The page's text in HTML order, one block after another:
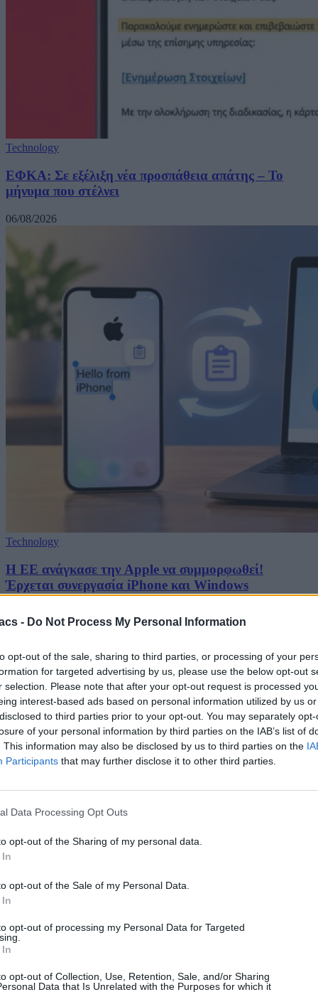
- Do Not Process My Personal Information
opt-out of the sale, sharing to third parties, or processing of your
for targeted advertising by us, please use the below opt-out
selection. Please note that after your opt-out request is processed
interest-based ads based on personal information utilized by us
to third parties prior to your opt-out. You may separately
of your personal information by third parties on the IAB’s list of
This information may also be disclosed by us to third parties on the
Participants that may further disclose it to other third parties.
Data Processing Opt Outs
opt-out of the Sharing of my personal data.
opt-out of the Sale of my Personal Data.
opt-out of processing my Personal Data for Targeted
opt-out of Collection, Use, Retention, Sale, and/or Sharing
Data that Is Unrelated with the Purposes for which it
Technology
ΕΦΚΑ: Σε εξέλιξη νέα προσπάθεια απάτης – Το
μήνυμα που στέλνει
06/08/2026
Technology
H ΕΕ ανάγκασε την Apple να συμμορφωθεί!
Έρχεται συνεργασία iPhone και Windows
Science